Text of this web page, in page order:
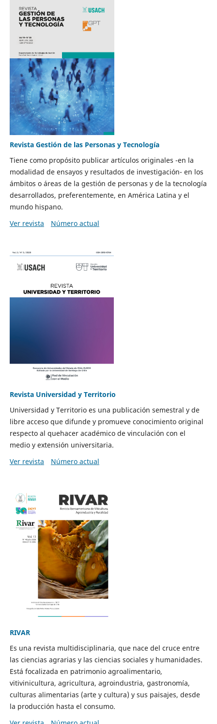
Revista Gestión de las Personas y Tecnología
Tiene como propósito publicar artículos originales -en la
modalidad de ensayos y resultados de investigación- en los
ámbitos o áreas de la gestión de personas y de la tecnología
desarrollados, preferentemente, en América Latina y el
mundo hispano.
Ver revista
Número actual
Revista Universidad y Territorio
Universidad y Territorio es una publicación semestral y de
libre acceso que difunde y promueve conocimiento original
respecto al quehacer académico de vinculación con el
medio y extensión universitaria.
Ver revista
Número actual
RIVAR
Es una revista multidisciplinaria, que nace del cruce entre
las ciencias agrarias y las ciencias sociales y humanidades.
Está focalizada en patrimonio agroalimentario,
vitivinicultura, agricultura, agroindustria, gastronomía,
culturas alimentarias (arte y cultura) y sus paisajes, desde
la producción hasta el consumo.